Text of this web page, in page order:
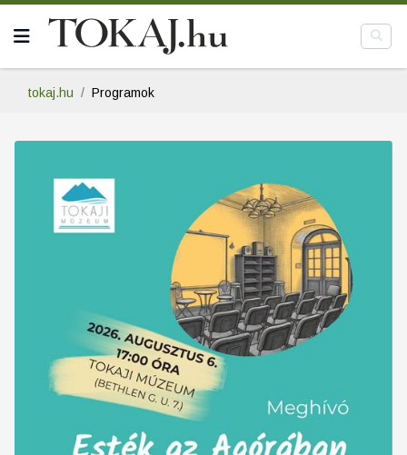
tokaj.hu Programok